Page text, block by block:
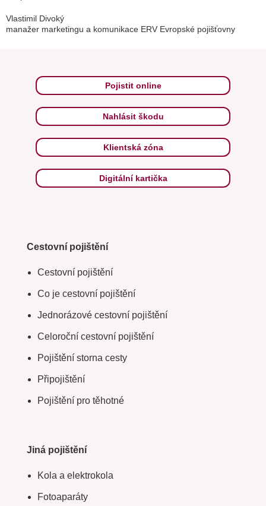
Vlastimil Divoký
manažer marketingu a komunikace ERV Evropské pojišťovny
Pojistit online
Nahlásit škodu
Klientská zóna
Digitální kartička
Cestovní pojištění
Cestovní pojištění
Co je cestovní pojištění
Jednorázové cestovní pojištění
Celoroční cestovní pojištění
Pojištění storna cesty
Připojištění
Pojištění pro těhotné
Jiná pojištění
Kola a elektrokola
Fotoaparáty